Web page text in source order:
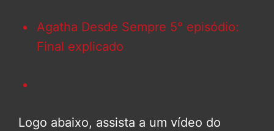
Agatha Desde Sempre 5° episódio:
Final explicado
Logo abaixo, assista a um vídeo do